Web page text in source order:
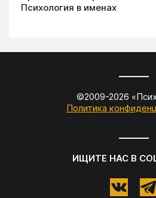
Психология в именах
©2009-2026 «
Политика
ИЩИТЕ НАС В